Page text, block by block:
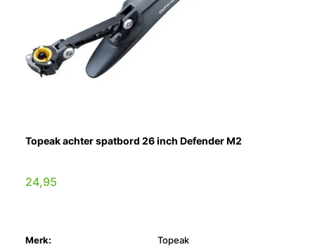
Topeak achter spatbord 26 inch Defender M2
24,95
Merk:
Topeak